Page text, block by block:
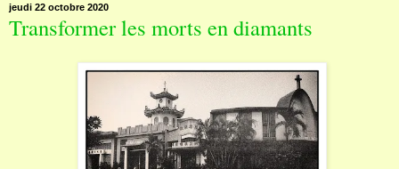
jeudi 22 octobre 2020
Transformer les morts en diamants